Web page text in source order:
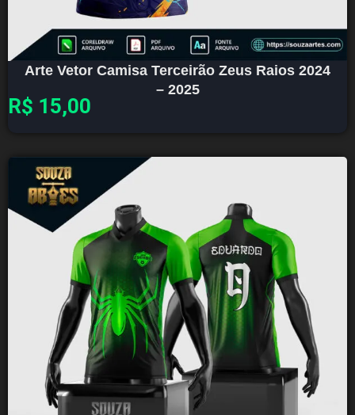
Arte Vetor Camisa Terceirão Zeus Raios 2024
– 2025
R$ 15,00